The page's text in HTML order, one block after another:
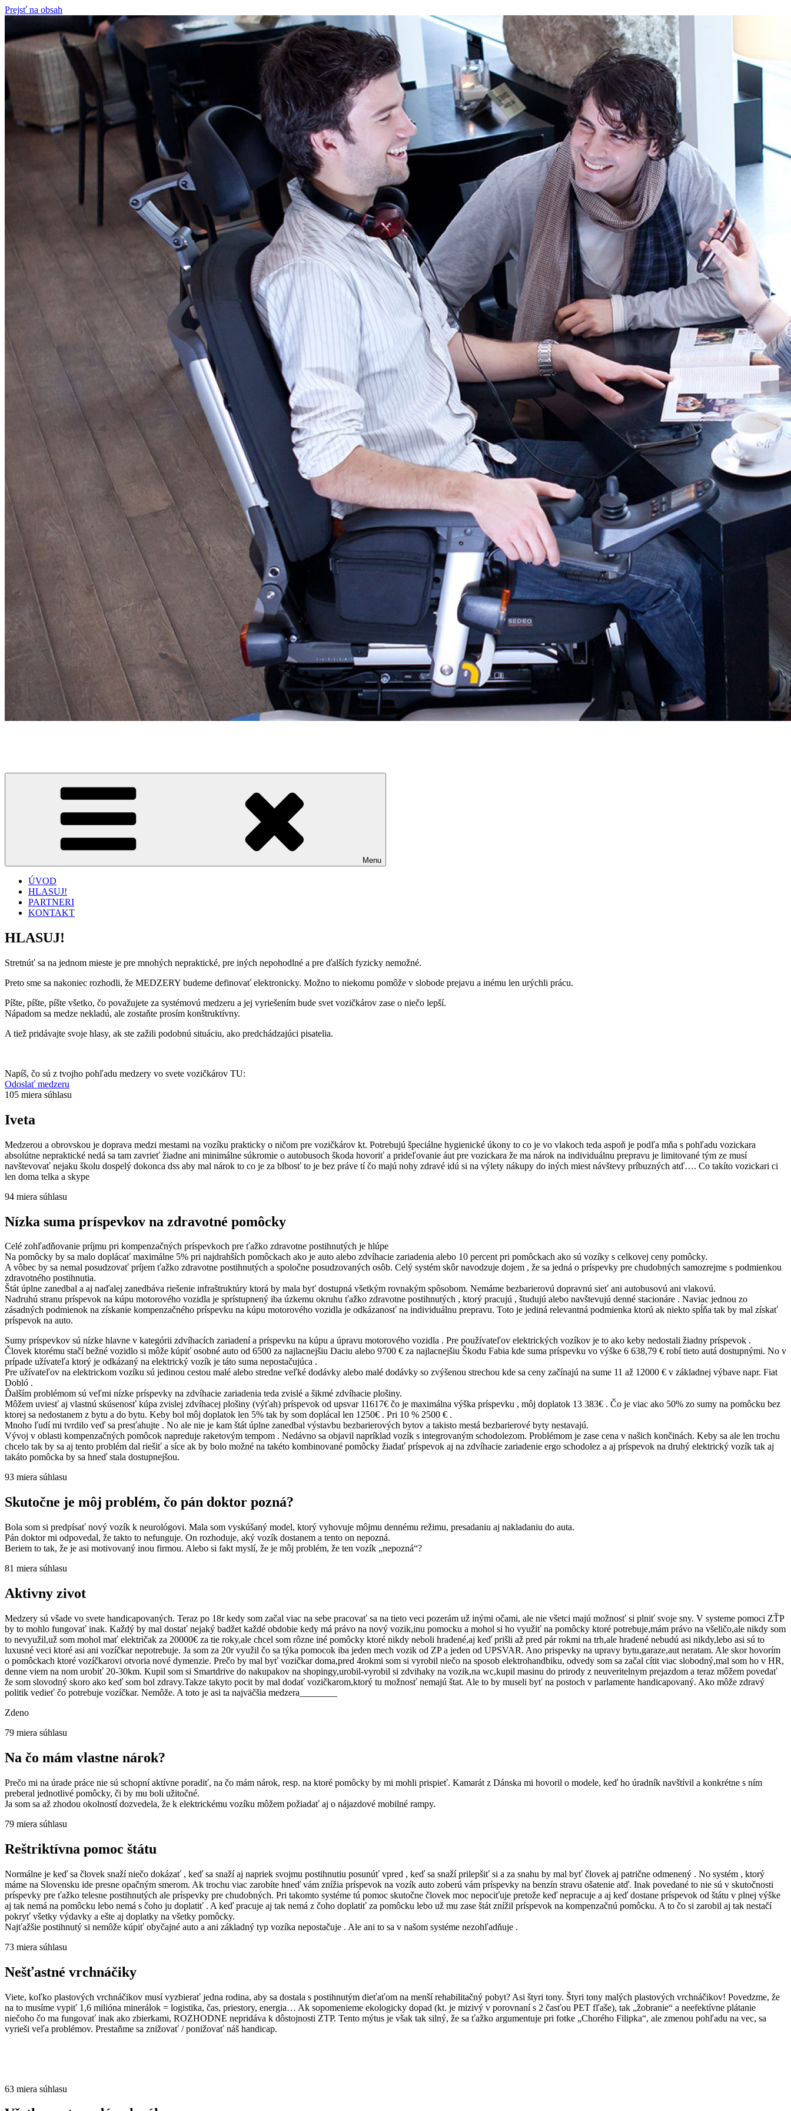
Prejsť na obsah
Menu
ÚVOD
HLASUJ!
PARTNERI
KONTAKT
HLASUJ!
Stretnúť sa na jednom mieste je pre mnohých nepraktické, pre iných nepohodlné a pre ďalších fyzicky nemožné.
Preto sme sa nakoniec rozhodli, že MEDZERY budeme definovať elektronicky. Možno to niekomu pomôže v slobode prejavu a inému len urýchli prácu.
Píšte, píšte, píšte všetko, čo považujete za systémovú medzeru a jej vyriešením bude svet vozičkárov zase o niečo lepší.
Nápadom sa medze nekladú, ale zostaňte prosím konštruktívny.
A tiež pridávajte svoje hlasy, ak ste zažili podobnú situáciu, ako predchádzajúci pisatelia.
Napíš, čo sú z tvojho pohľadu medzery vo svete vozičkárov TU:
Odoslať medzeru
105 miera súhlasu
Iveta
Medzerou a obrovskou je doprava medzi mestami na vozíku prakticky o ničom pre vozičkárov kt. Potrebujú špeciálne hygienické úkony to co je vo vlakoch teda aspoň je podľa mňa s pohľadu vozickara
absolútne nepraktické nedá sa tam zavrieť žiadne ani minimálne súkromie o autobusoch škoda hovoriť a prideľovanie áut pre vozickara že ma nárok na individuálnu prepravu je limitované tým ze musí
navštevovať nejaku školu dospelý dokonca dss aby mal nárok to co je za blbosť to je bez práve tí čo majú nohy zdravé idú si na výlety nákupy do iných miest návštevy príbuzných atď…. Co takíto vozickari ci
len doma telka a skype
94 miera súhlasu
Nízka suma príspevkov na zdravotné pomôcky
Celé zohľadňovanie príjmu pri kompenzačných príspevkoch pre ťažko zdravotne postihnutých je hlúpe
Na pomôcky by sa malo doplácať maximálne 5% pri najdrahších pomôckach ako je auto alebo zdvíhacie zariadenia alebo 10 percent pri pomôckach ako sú vozíky s celkovej ceny pomôcky.
A vôbec by sa nemal posudzovať príjem ťažko zdravotne postihnutých a spoločne posudzovaných osôb. Celý systém skôr navodzuje dojem , že sa jedná o príspevky pre chudobných samozrejme s podmienkou
zdravotného postihnutia.
Štát úplne zanedbal a aj naďalej zanedbáva riešenie infraštruktúry ktorá by mala byť dostupná všetkým rovnakým spôsobom. Nemáme bezbarierovú dopravnú sieť ani autobusovú ani vlakovú.
Nadruhú stranu príspevok na kúpu motorového vozidla je sprístupnený iba úzkemu okruhu ťažko zdravotne postihnutých , ktorý pracujú , študujú alebo navštevujú denné stacionáre . Naviac jednou zo
zásadných podmienok na získanie kompenzačného príspevku na kúpu motorového vozidla je odkázanosť na individuálnu prepravu. Toto je jediná relevantná podmienka ktorú ak niekto spĺňa tak by mal získať
príspevok na auto.
Sumy príspevkov sú nízke hlavne v kategórii zdvíhacích zariadení a príspevku na kúpu a úpravu motorového vozidla . Pre používateľov elektrických vozíkov je to ako keby nedostali žiadny príspevok .
Človek ktorému stačí bežné vozidlo si môže kúpiť osobné auto od 6500 za najlacnejšiu Daciu alebo 9700 € za najlacnejšiu Škodu Fabia kde suma príspevku vo výške 6 638,79 € robí tieto autá dostupnými. No v
prípade užívateľa ktorý je odkázaný na elektrický vozík je táto suma nepostačujúca .
Pre užívateľov na elektrickom vozíku sú jedinou cestou malé alebo stredne veľké dodávky alebo malé dodávky so zvýšenou strechou kde sa ceny začínajú na sume 11 až 12000 € v základnej výbave napr. Fiat
Dobló .
Ďalším problémom sú veľmi nízke príspevky na zdvíhacie zariadenia teda zvislé a šikmé zdvíhacie plošiny.
Môžem uviesť aj vlastnú skúsenosť kúpa zvislej zdvíhacej plošiny (výťah) príspevok od upsvar 11617€ čo je maximálna výška príspevku , môj doplatok 13 383€ . Čo je viac ako 50% zo sumy na pomôcku bez
ktorej sa nedostanem z bytu a do bytu. Keby bol môj doplatok len 5% tak by som doplácal len 1250€ . Pri 10 % 2500 € .
Mnoho ľudí mi tvrdilo veď sa presťahujte . No ale nie je kam štát úplne zanedbal výstavbu bezbarierových bytov a takisto mestá bezbarierové byty nestavajú.
Vývoj v oblasti kompenzačných pomôcok napreduje raketovým tempom . Nedávno sa objavil napríklad vozík s integrovaným schodolezom. Problémom je zase cena v našich končinách. Keby sa ale len trochu
chcelo tak by sa aj tento problém dal riešiť a síce ak by bolo možné na takéto kombinované pomôcky žiadať príspevok aj na zdvíhacie zariadenie ergo schodolez a aj príspevok na druhý elektrický vozík tak aj
takáto pomôcka by sa hneď stala dostupnejšou.
93 miera súhlasu
Skutočne je môj problém, čo pán doktor pozná?
Bola som si predpísať nový vozík k neurológovi. Mala som vyskúšaný model, ktorý vyhovuje môjmu dennému režimu, presadaniu aj nakladaniu do auta.
Pán doktor mi odpovedal, že takto to nefunguje. On rozhoduje, aký vozík dostanem a tento on nepozná.
Beriem to tak, že je asi motivovaný inou firmou. Alebo si fakt myslí, že je môj problém, že ten vozík „nepozná“?
81 miera súhlasu
Aktivny zivot
Medzery sú všade vo svete handicapovaných. Teraz po 18r kedy som začal viac na sebe pracovať sa na tieto veci pozerám už inými očami, ale nie všetci majú možnosť si plniť svoje sny. V systeme pomoci ZŤP
by to mohlo fungovať inak. Každý by mal dostať nejaký badžet každé obdobie kedy má právo na nový vozik,inu pomocku a mohol si ho využiť na pomôcky ktoré potrebuje,mám právo na všeličo,ale nikdy som
to nevyužil,už som mohol mať električak za 20000€ za tie roky,ale chcel som rôzne iné pomôcky ktoré nikdy neboli hradené,aj keď prišli až pred pár rokmi na trh,ale hradené nebudú asi nikdy,lebo asi sú to
luxusné veci ktoré asi ani vozíčkar nepotrebuje. Ja som za 20r využil čo sa týka pomocok iba jeden mech vozik od ZP a jeden od UPSVAR. Ano prispevky na upravy bytu,garaze,aut neratam. Ale skor hovorím
o pomôckach ktoré vozíčkarovi otvoria nové dymenzie. Prečo by mal byť vozičkar doma,pred 4rokmi som si vyrobil niečo na sposob elektrohandbiku, odvedy som sa začal cítit viac slobodný,mal som ho v HR,
denne viem na nom urobiť 20-30km. Kupil som si Smartdrive do nakupakov na shopingy,urobil-vyrobil si zdvihaky na vozik,na wc,kupil masinu do prirody z neuveritelnym prejazdom a teraz môžem povedať
že som slovodný skoro ako keď som bol zdravy.Takze takyto pocit by mal dodať vozičkarom,ktorý tu možnosť nemajú štat. Ale to by museli byť na postoch v parlamente handicapovaný. Ako môže zdravý
politik vedieť čo potrebuje vozíčkar. Nemôže. A toto je asi ta najväčšia medzera________
Zdeno
79 miera súhlasu
Na čo mám vlastne nárok?
Prečo mi na úrade práce nie sú schopní aktívne poradiť, na čo mám nárok, resp. na ktoré pomôcky by mi mohli prispieť. Kamarát z Dánska mi hovoril o modele, keď ho úradník navštívil a konkrétne s ním
preberal jednotlivé pomôcky, či by mu boli užitočné.
Ja som sa až zhodou okolností dozvedela, že k elektrickému vozíku môžem požiadať aj o nájazdové mobilné rampy.
79 miera súhlasu
Reštriktívna pomoc štátu
Normálne je keď sa človek snaží niečo dokázať , keď sa snaží aj napriek svojmu postihnutiu posunúť vpred , keď sa snaží prilepšiť si a za snahu by mal byť človek aj patrične odmenený . No systém , ktorý
máme na Slovensku ide presne opačným smerom. Ak trochu viac zarobíte hneď vám znížia príspevok na vozík auto zoberú vám príspevky na benzín stravu ošatenie atď. Inak povedané to nie sú v skutočnosti
príspevky pre ťažko telesne postihnutých ale príspevky pre chudobných. Pri takomto systéme tú pomoc skutočne človek moc nepociťuje pretože keď nepracuje a aj keď dostane príspevok od štátu v plnej výške
aj tak nemá na pomôcku lebo nemá s čoho ju doplatiť . A keď pracuje aj tak nemá z čoho doplatiť za pomôcku lebo už mu zase štát znížil príspevok na kompenzačnú pomôcku. A to čo si zarobil aj tak nestačí
pokryť všetky výdavky a ešte aj doplatky na všetky pomôcky.
Najťažšie postihnutý si nemôže kúpiť obyčajné auto a ani základný typ vozíka nepostačuje . Ale ani to sa v našom systéme nezohľadňuje .
73 miera súhlasu
Nešťastné vrchnáčiky
Viete, koľko plastových vrchnáčikov musí vyzbierať jedna rodina, aby sa dostala s postihnutým dieťaťom na menší rehabilitačný pobyt? Asi štyri tony. Štyri tony malých plastových vrchnáčikov! Povedzme, že
na to musíme vypiť 1,6 milióna minerálok = logistika, čas, priestory, energia… Ak sopomenieme ekologicky dopad (kt. je mizivý v porovnaní s 2 časťou PET fľaše), tak „žobranie“ a neefektívne plátanie
niečoho čo ma fungovať inak ako zbierkami, ROZHODNE nepridáva k dôstojnosti ZTP. Tento mýtus je však tak silný, že sa ťažko argumentuje pri fotke „Chorého Filipka“, ale zmenou pohľadu na vec, sa
vyrieši veľa problémov. Prestaňme sa znižovať / ponižovať náš handicap.
63 miera súhlasu